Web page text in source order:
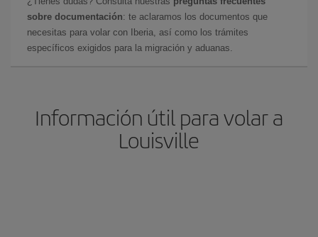
sobre documentación: te aclaramos los documentos que
necesitas para volar con Iberia, así como los trámites
específicos exigidos para la migración y aduanas.
Información útil para volar a
Louisville